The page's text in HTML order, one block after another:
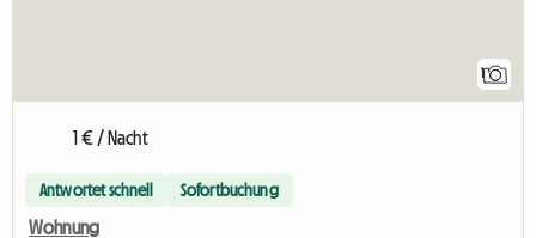
1
1 € / Nacht
Antwortet schnell Sofortbuchung
Wohnung